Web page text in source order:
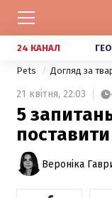
24 КАНАЛ
Pets Догляд за
21 квітня, 22:03
5
Вероніка